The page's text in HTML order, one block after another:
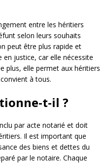
entre les héritiers
selon leurs souhaits
peut être plus rapide et
justice, car elle nécessite
plus, elle permet aux héritiers
à tous.
t-il ?
par acte notarié et doit
Il est important que
des biens et dettes du
par le notaire. Chaque